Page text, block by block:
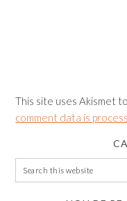
This site uses Akismet
comment data is